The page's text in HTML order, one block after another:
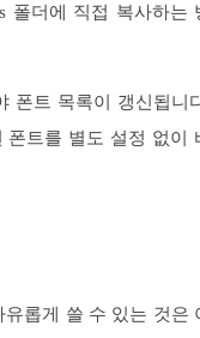
폴더에 직접 복사하는
폰트 목록이 갱신됩니
폰트를 별도 설정 없이
롭게 쓸 수 있는 것은